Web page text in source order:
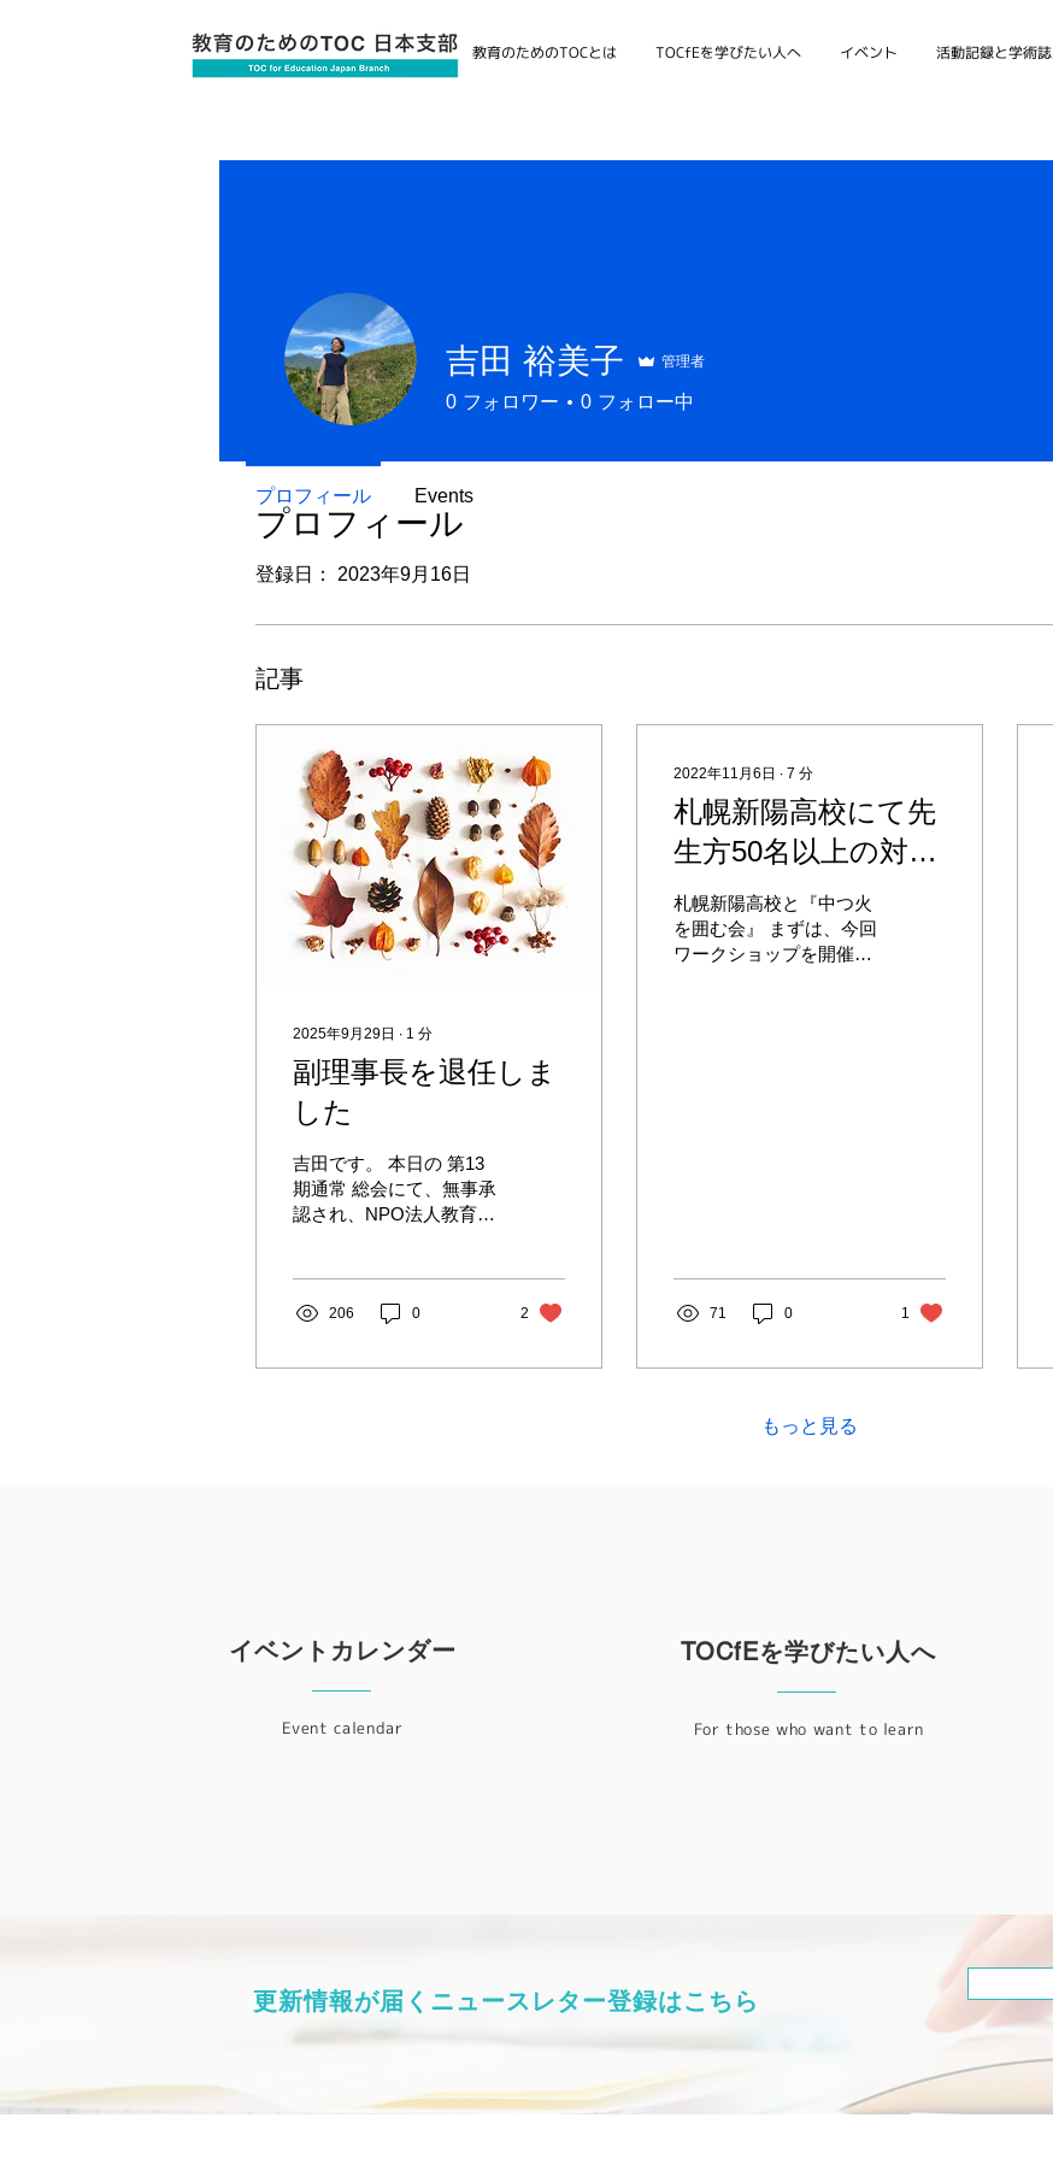
教育のためのTOCとは TOCfEを学びたい人へ イベント 活動記録と学術誌
プロフィール
登録日： 2023年9月16日
記事
2025年9月29日 ∙ 1 分
副理事長を退任しま
した
吉田です。 本日の 第13
期通常 総会にて、無事承
認され、NPO法人教育の
ち上げるときから関わら
せないほどの思い出がで
206 0 2
2022年11月6日 ∙ 7 分
札幌新陽高校にて先
生方50名以上の対話
の場にてTOCfEを体
験いただきました！
札幌新陽高校と『中つ火
を囲む会』 まずは、今回
ワークショップを開催さ
71 0 1
もっと見る
吉田 裕美子 管理者
0 フォロワー 0 フォロー中
プロフィール Events
イベントカレンダー
Event calendar
TOCfEを学びたい人へ
For those who want to learn
更新情報が届くニュースレター登録はこちら